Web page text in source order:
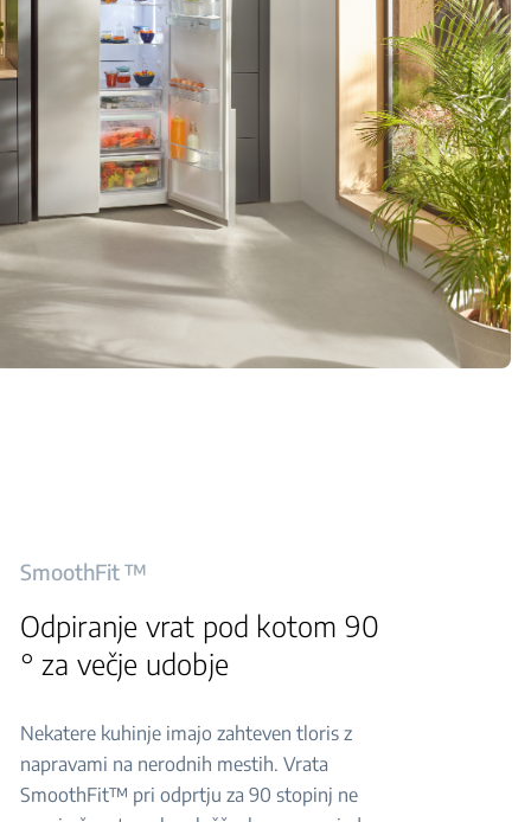
SmoothFit ™
Odpiranje vrat pod kotom 90
° za večje udobje
Nekatere kuhinje imajo zahteven tloris z
napravami na nerodnih mestih. Vrata
SmoothFit™ pri odprtju za 90 stopinj ne